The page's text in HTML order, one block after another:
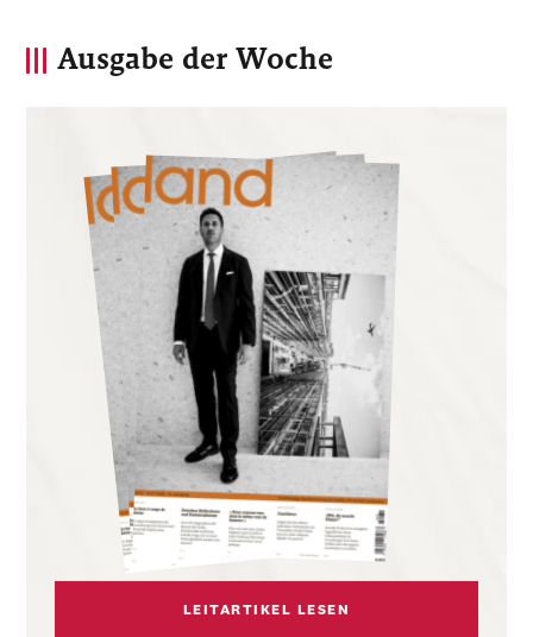
Ausgabe der Woche
LEITARTIKEL LESEN